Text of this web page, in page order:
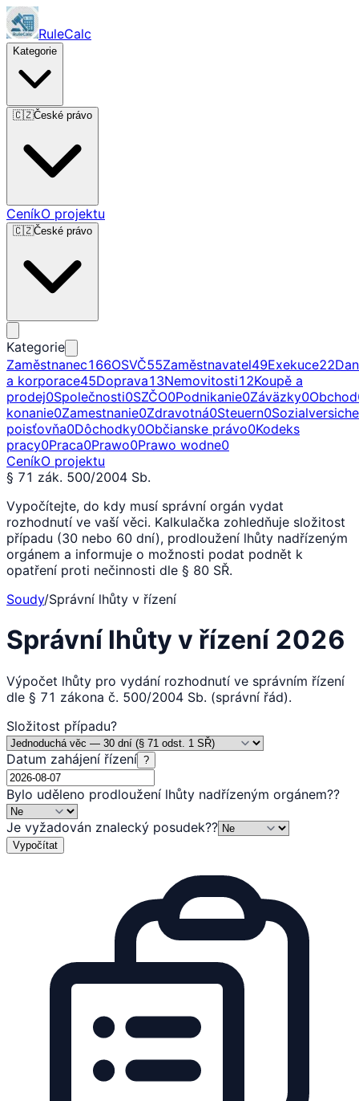
RuleCalc
Kategorie
🇨🇿České právo
CeníkO projektu
🇨🇿České právo
Kategorie
Zaměstnanec166OSVČ55Zaměstnavatel49Exekuce22
a korporace45Doprava13Nemovitosti12Koupě a
prodej0Společnosti0SZČO0Podnikanie0Záväzky0Obchod
konanie0Zamestnanie0Zdravotná0Steuern0
poisťovňa0Dôchodky0Občianske právo0Kodeks
pracy0Praca0Prawo0Prawo wodne0
CeníkO projektu
§ 71 zák. 500/2004 Sb.
Vypočítejte, do kdy musí správní orgán vydat
rozhodnutí ve vaší věci. Kalkulačka zohledňuje složitost
případu (30 nebo 60 dní), prodloužení lhůty nadřízeným
orgánem a informuje o možnosti podat podnět k
opatření proti nečinnosti dle § 80 SŘ.
Soudy/Správní lhůty v řízení
Správní lhůty v řízení 2026
Výpočet lhůty pro vydání rozhodnutí ve správním řízení
dle § 71 zákona č. 500/2004 Sb. (správní řád).
Složitost případu?
Datum zahájení řízení ?
Bylo uděleno prodloužení lhůty nadřízeným orgánem??
Je vyžadován znalecký posudek??
Vypočítat